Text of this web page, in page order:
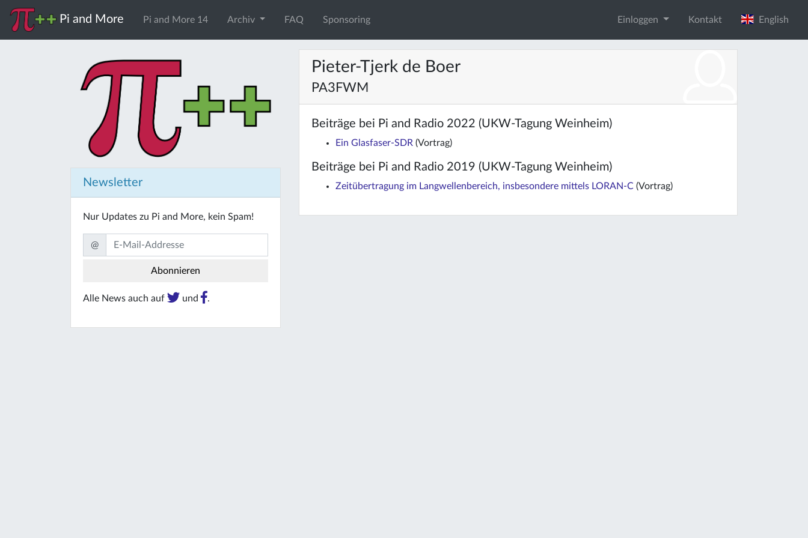
Pi and More Pi and More 14 Archiv FAQ Sponsoring Einloggen Kontakt English
Newsletter
Nur Updates zu Pi and More, kein Spam!
@
Alle News auch auf und .
Pieter-Tjerk de Boer
PA3FWM
Beiträge bei Pi and Radio 2022 (UKW-Tagung Weinheim)
Ein Glasfaser-SDR (Vortrag)
Beiträge bei Pi and Radio 2019 (UKW-Tagung Weinheim)
Zeitübertragung im Langwellenbereich, insbesondere mittels LORAN-C (Vortrag)